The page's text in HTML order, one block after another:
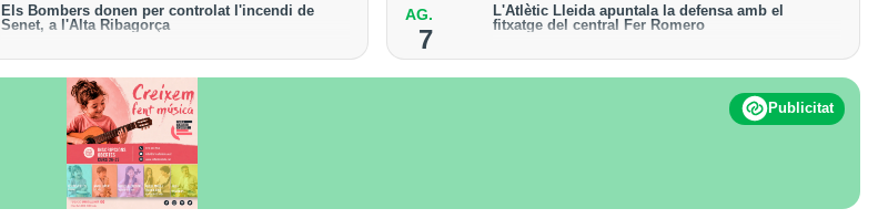
Els Bombers donen per controlat l'incendi de
Senet, a l'Alta Ribagorça
mitjans aeris per detectar possibles punts calents
AG.
7
L'Atlètic Lleida apuntala la defensa amb el
fitxatge del central Fer Romero
Abreu
Publicitat